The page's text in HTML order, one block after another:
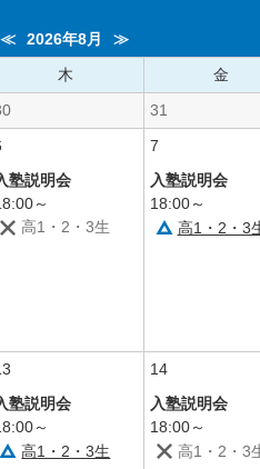
≪
2026年8月
≫
木 金
31
塾説明会
～
高1・2・3生
7
入塾説明会
18:00～
高1・2・3
塾説明会
～
高1・2・3生
14
入塾説明会
18:00～
高1・2・3